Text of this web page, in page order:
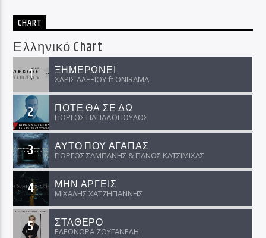
CHART
Ελληνικό Chart
1 ΞΗΜΕΡΩΝΕΙ
ΧΑΡΙΣ ΑΛΕΞΙΟΥ ft ΟNIRAMA
2 ΠΟΤΕ ΘΑ ΣΕ ΔΩ
ΓΙΩΡΓΟΣ ΠΑΠΑΔΟΠΟΥΛΟΣ
3 ΑΥΤΟ ΠΟΥ ΑΓΑΠΑΣ
ΓΙΩΡΓΟΣ ΣΑΜΠΑΝΗΣ & ΠΑΝΟΣ ΚΑΤΣΙΜΙΧΑΣ
4 ΜΗΝ ΑΡΓΕΙΣ
ΜΙΧΑΛΗΣ ΧΑΤΖΗΓΙΑΝΝΗΣ
5 ΣΤΑΘΕΡΟ
ΕΛΕΩΝΟΡΑ ΖΟΥΓΑΝΕΛΗ